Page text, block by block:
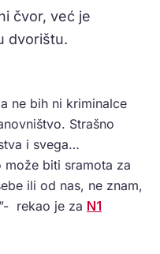
čvor, već je
dvorištu.
ne bih ni kriminalce
Strašno
i svega…
biti sramota za
ili od nas, ne znam,
rekao je za N1